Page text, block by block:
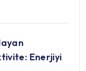
Enerjiyi